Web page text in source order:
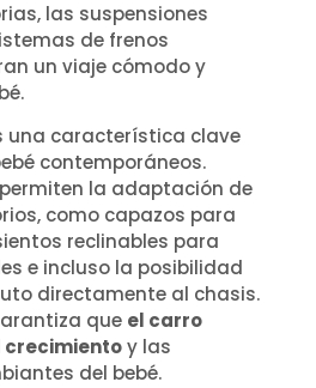
las suspensiones
de frenos
un viaje cómodo y
una característica clave
contemporáneos.
la adaptación de
como capazos para
reclinables para
e incluso la posibilidad
directamente al chasis.
que el carro
crecimientoy las
del bebé.